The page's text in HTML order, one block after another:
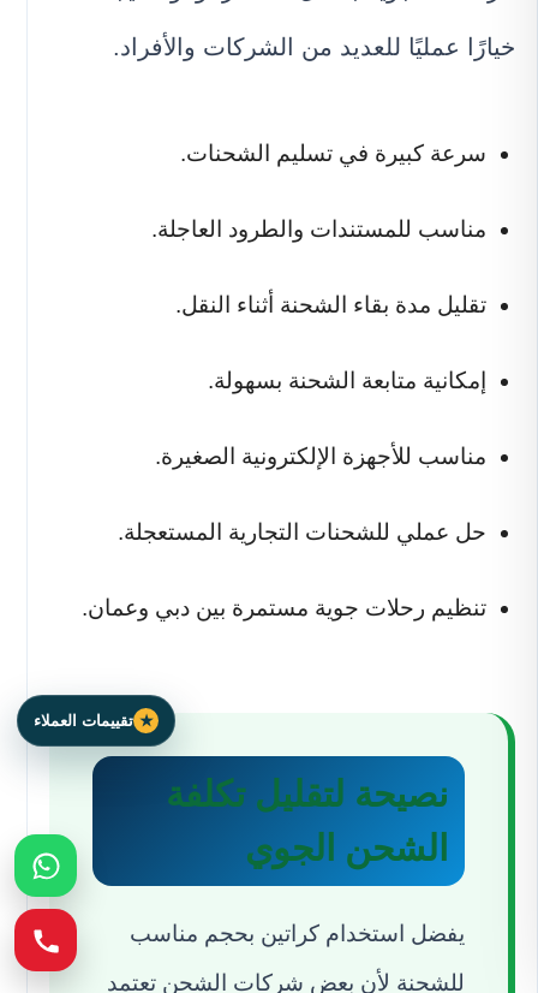
خيارًا عمليًا للعديد من الشركات والأفراد.
سرعة كبيرة في تسليم الشحنات.
مناسب للمستندات والطرود العاجلة.
تقليل مدة بقاء الشحنة أثناء النقل.
إمكانية متابعة الشحنة بسهولة.
مناسب للأجهزة الإلكترونية الصغيرة.
حل عملي للشحنات التجارية المستعجلة.
تنظيم رحلات جوية مستمرة بين دبي وعمان.
نصيحة لتقليل تكلفة
الشحن الجوي
يفضل استخدام كراتين بحجم مناسب
للشحنة لأن بعض شركات الشحن تعتمد
تقييمات العملاء